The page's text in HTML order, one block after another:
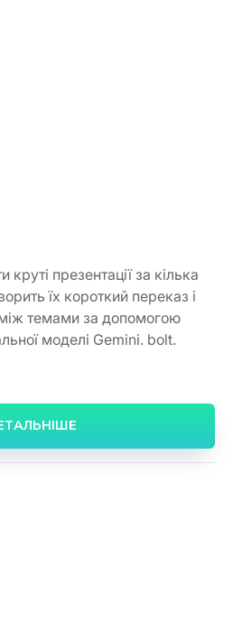
презентації за кілька
їх короткий переказ і
між темами за допомогою
моделі Gemini. bolt.